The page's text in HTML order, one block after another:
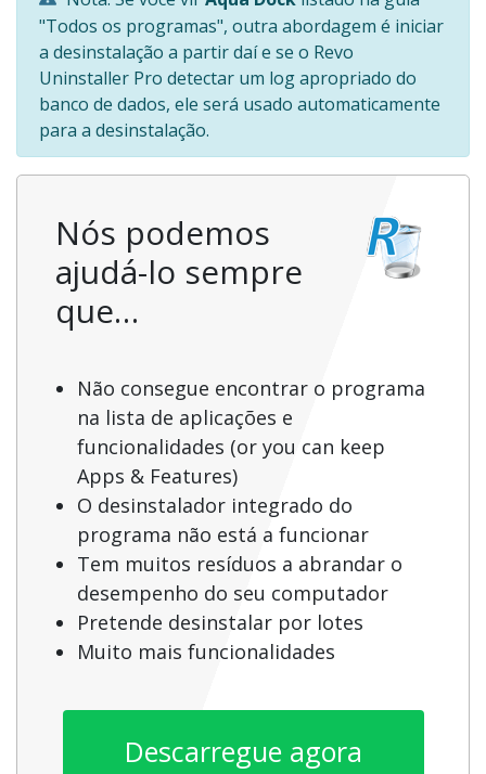
"Todos os programas", outra abordagem é iniciar
a desinstalação a partir daí e se o Revo
Uninstaller Pro detectar um log apropriado do
banco de dados, ele será usado automaticamente
para a desinstalação.
Nós podemos
ajudá-lo sempre
que…
Não consegue encontrar o programa
na lista de aplicações e
funcionalidades (or you can keep
Apps & Features)
O desinstalador integrado do
programa não está a funcionar
Tem muitos resíduos a abrandar o
desempenho do seu computador
Pretende desinstalar por lotes
Muito mais funcionalidades
Descarregue agora